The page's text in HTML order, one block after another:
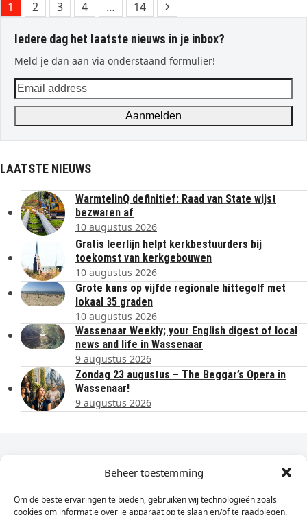
Beheer toestemming
Om de beste ervaringen te bieden, gebruiken wij technologieën zoals
cookies om informatie over je apparaat op te slaan en/of te raadplegen.
Page
1 Page
2 Page
3 Page
4 … Page
14 Next
Iedere dag het laatste nieuws in je inbox?
Meld je dan aan via onderstaand formulier!
Email
address
Aanmelden
LAATSTE NIEUWS
WarmtelinQ definitief: Raad van State wijst
bezwaren af
10 augustus 2026
Gratis leerlijn helpt kerkbestuurders bij
toekomst van kerkgebouwen
10 augustus 2026
Grote kans op vijfde regionale hittegolf met
lokaal 35 graden
10 augustus 2026
Wassenaar Weekly; your English digest of local
news and life in Wassenaar
9 augustus 2026
Zondag 23 augustus – The Beggar’s Opera in
Wassenaar!
9 augustus 2026
Dagelijks het laatste nieuws in je e-mail?
Vul